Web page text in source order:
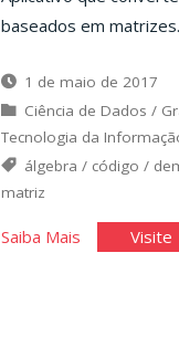
baseados em matrizes.
1 de maio de 2017
Ciência de Dados /
Tecnologia da
álgebra / código /
matriz
Saiba Mais"MatrizesVisite